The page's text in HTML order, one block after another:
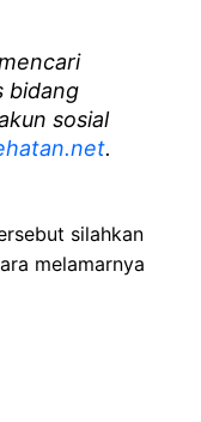
bidang
sosial
.
silahkan
melamarnya